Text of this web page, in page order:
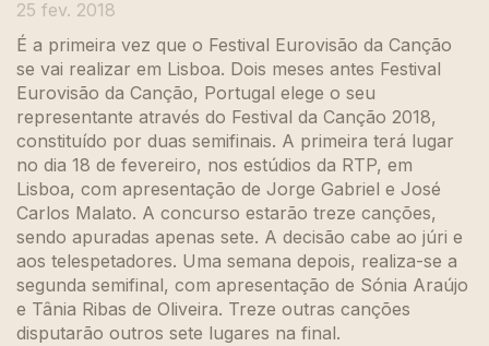
25 fev. 2018
É a primeira vez que o Festival Eurovisão da Canção
se vai realizar em Lisboa. Dois meses antes Festival
Eurovisão da Canção, Portugal elege o seu
representante através do Festival da Canção 2018,
constituído por duas semifinais. A primeira terá lugar
no dia 18 de fevereiro, nos estúdios da RTP, em
Lisboa, com apresentação de Jorge Gabriel e José
Carlos Malato. A concurso estarão treze canções,
sendo apuradas apenas sete. A decisão cabe ao júri e
aos telespetadores. Uma semana depois, realiza-se a
segunda semifinal, com apresentação de Sónia Araújo
e Tânia Ribas de Oliveira. Treze outras canções
disputarão outros sete lugares na final.